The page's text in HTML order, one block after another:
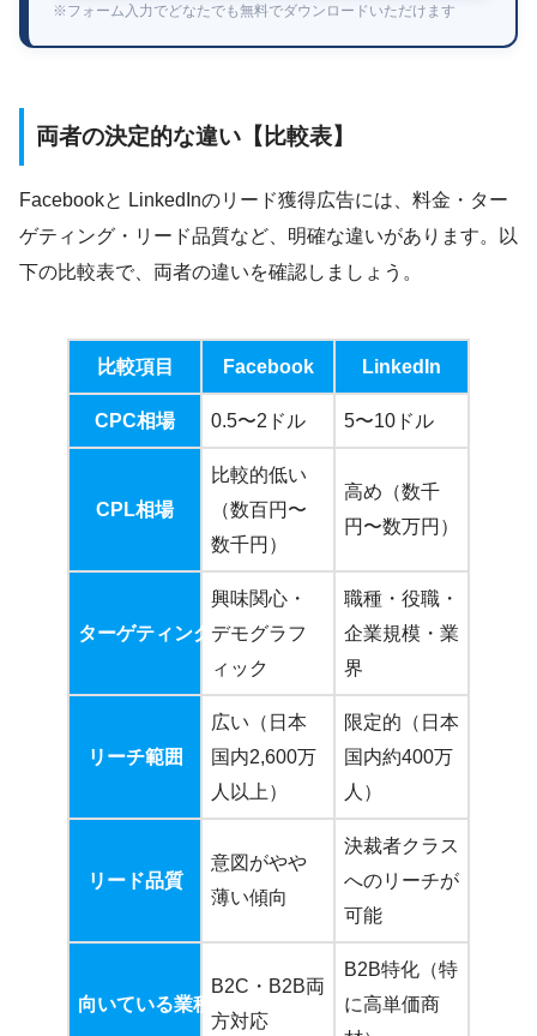
※フォーム入力でどなたでも無料でダウンロードいただけます
両者の決定的な違い【比較表】
Facebookと LinkedInのリード獲得広告には、料金・ター
ゲティング・リード品質など、明確な違いがあります。以
下の比較表で、両者の違いを確認しましょう。
比較項目 Facebook LinkedIn
CPC相場 0.5〜2ドル 5〜10ドル
CPL相場
比較的低い
（数百円〜
数千円）
高め（数千
円〜数万円）
ターゲティング精度
興味関心・
デモグラフ
ィック
職種・役職・
企業規模・業
界
リーチ範囲
広い（日本
国内2,600万
人以上）
限定的（日本
国内約400万
人）
リード品質
意図がやや
薄い傾向
決裁者クラス
へのリーチが
可能
向いている業種
B2C・B2B両
方対応
B2B特化（特
に高単価商